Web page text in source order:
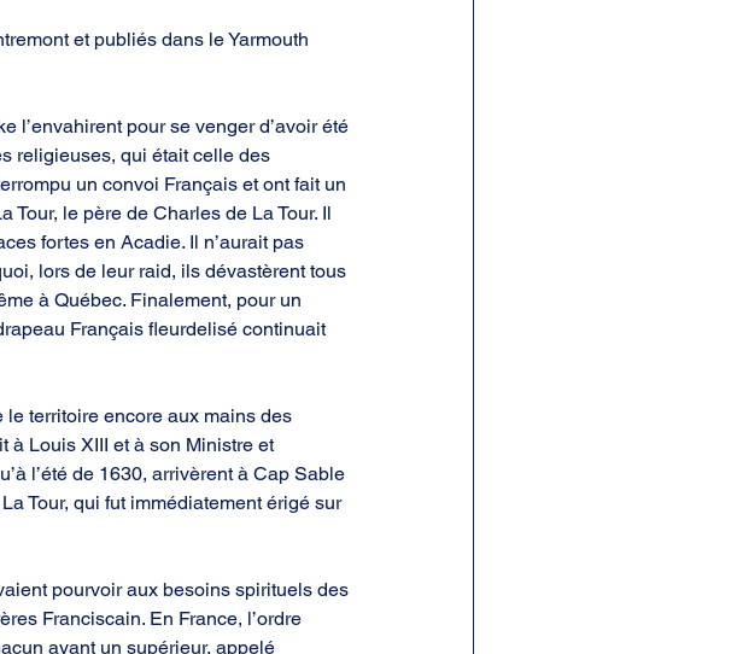
et publiés dans le Yarmouth
l’envahirent pour se venger d’avoir été
religieuses, qui était celle des
un convoi Français et ont fait un
le père de Charles de La Tour. Il
fortes en Acadie. Il n’aurait pas
lors de leur raid, ils dévastèrent tous
à Québec. Finalement, pour un
Français fleurdelisé continuait
le territoire encore aux mains des
à Louis XIII et à son Ministre et
l’été de 1630, arrivèrent à Cap Sable
Tour, qui fut immédiatement érigé sur
pourvoir aux besoins spirituels des
Franciscain. En France, l’ordre
ayant un supérieur, appelé